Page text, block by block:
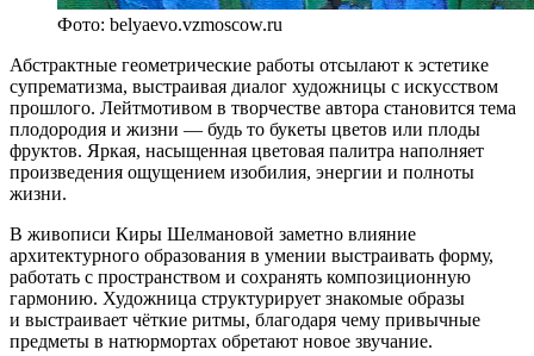
Фото: belyaevo.vzmoscow.ru
Абстрактные геометрические работы отсылают к эстетике
супрематизма, выстраивая диалог художницы с искусством
прошлого. Лейтмотивом в творчестве автора становится тема
плодородия и жизни — будь то букеты цветов или плоды
фруктов. Яркая, насыщенная цветовая палитра наполняет
произведения ощущением изобилия, энергии и полноты
жизни.
В живописи Киры Шелмановой заметно влияние
архитектурного образования в умении выстраивать форму,
работать с пространством и сохранять композиционную
гармонию. Художница структурирует знакомые образы
и выстраивает чёткие ритмы, благодаря чему привычные
предметы в натюрмортах обретают новое звучание.